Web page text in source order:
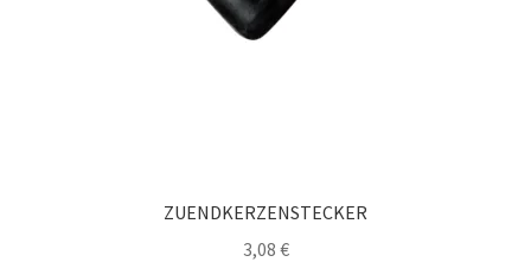
ZUENDKERZENSTECKER
3,08 €